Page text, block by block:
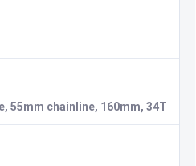
55mm chainline, 160mm, 34T